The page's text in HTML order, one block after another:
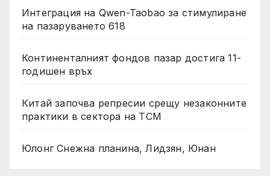
Интеграция на Qwen-Taobao за стимулиране
на пазаруването 618
Континенталният фондов пазар достига 11-
годишен връх
Китай започва репресии срещу незаконните
практики в сектора на TCM
Юлонг Снежна планина, Лидзян, Юнан